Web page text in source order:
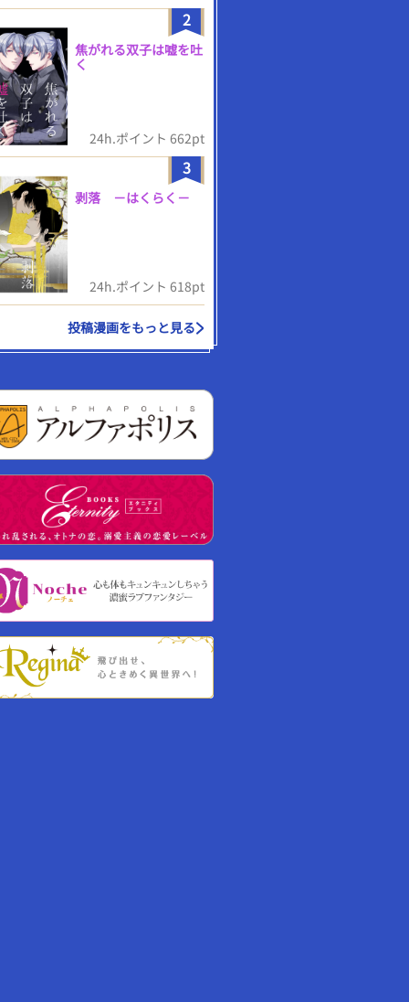
2
焦がれる双子は嘘を吐
く
24h.ポイント 662pt
3
剥落 －はくらく－
24h.ポイント 618pt
投稿漫画をもっと見る